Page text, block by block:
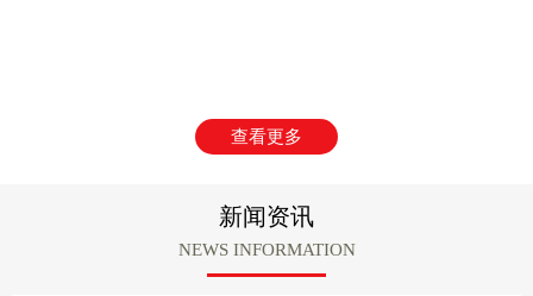
查看更多
新闻资讯
NEWS INFORMATION